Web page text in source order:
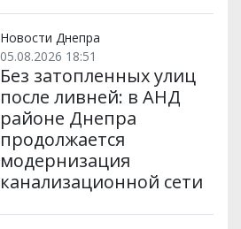
Новости Днепра
05.08.2026 18:51
Без затопленных улиц
после ливней: в АНД
районе Днепра
продолжается
модернизация
канализационной сети